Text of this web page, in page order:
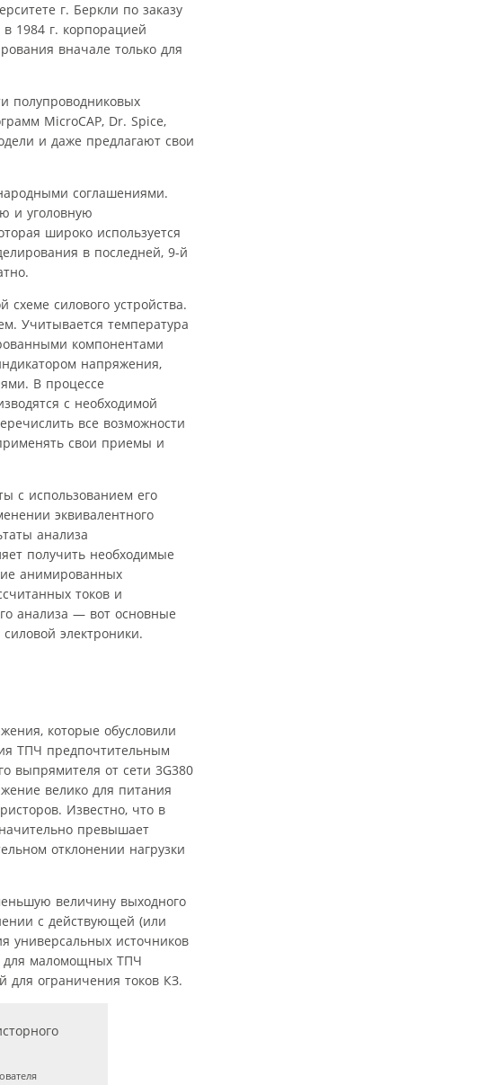
г. Беркли по заказу
1984 г. корпорацией
вначале только для
полупроводниковых
MicroCAP, Dr. Spice,
и даже предлагают свои
соглашениями.
и уголовную
широко используется
в последней, 9-й
схеме силового устройства.
Учитывается температура
компонентами
напряжения,
В процессе
с необходимой
все возможности
свои приемы и
с использованием его
эквивалентного
анализа
получить необходимые
анимированных
токов и
анализа — вот основные
электроники.
которые обусловили
ТПЧ предпочтительным
выпрямителя от сети 3G380
велико для питания
Известно, что в
превышает
отклонении нагрузки
величину выходного
с действующей (или
универсальных источников
для маломощных ТПЧ
для ограничения токов КЗ.